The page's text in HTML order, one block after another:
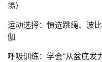
惕）
运动选择：慎选跳绳、波
伽
呼吸训练：学会“从盆底发